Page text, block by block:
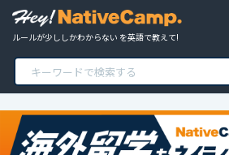
ルールが少ししかわからない を英語で教えて!